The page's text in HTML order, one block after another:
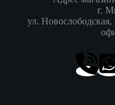
г.
ул. Новослободская,